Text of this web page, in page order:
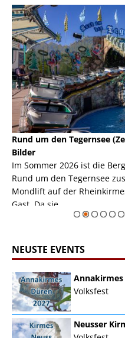
Rund um den Tegernsee
Bilder
Im Sommer 2026 ist die
Rund um den Tegernsee
Mondlift auf der
Gast. Da sie ...
NEUSTE EVENTS
Annakirmes
Volksfest
Neusser